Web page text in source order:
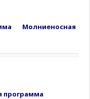
Молниеносная
программа